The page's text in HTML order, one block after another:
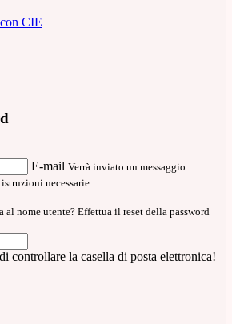
CIE
E-mail Verrà inviato un messaggio
necessarie.
al nome utente? Effettua il reset della password
controllare la casella di posta elettronica!